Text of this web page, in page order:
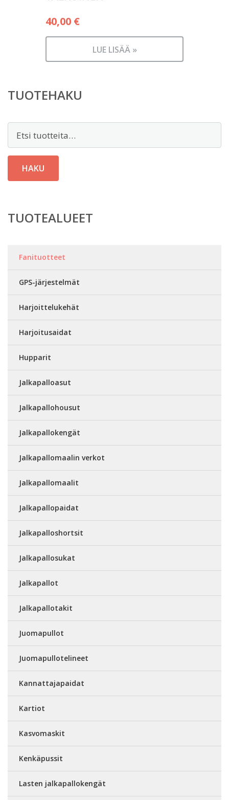
40,00 €
LUE LISÄÄ »
TUOTEHAKU
HAKU
TUOTEALUEET
Fanituotteet
GPS-järjestelmät
Harjoittelukehät
Harjoitusaidat
Hupparit
Jalkapalloasut
Jalkapallohousut
Jalkapallokengät
Jalkapallomaalin verkot
Jalkapallomaalit
Jalkapallopaidat
Jalkapalloshortsit
Jalkapallosukat
Jalkapallot
Jalkapallotakit
Juomapullot
Juomapullotelineet
Kannattajapaidat
Kartiot
Kasvomaskit
Kenkäpussit
Lasten jalkapallokengät